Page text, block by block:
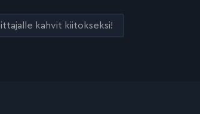
kahvit kiitokseksi!